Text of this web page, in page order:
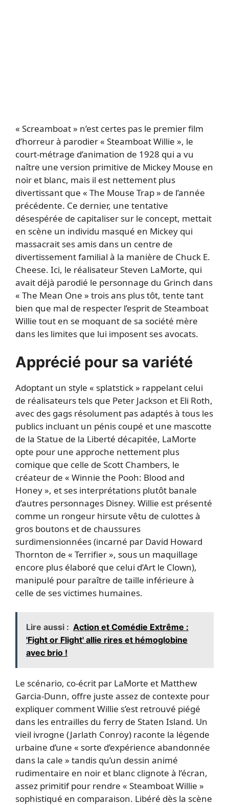
« Screamboat » n’est certes pas le premier film
d’horreur à parodier « Steamboat Willie », le
court-métrage d’animation de 1928 qui a vu
naître une version primitive de Mickey Mouse en
noir et blanc, mais il est nettement plus
divertissant que « The Mouse Trap » de l’année
précédente. Ce dernier, une tentative
désespérée de capitaliser sur le concept, mettait
en scène un individu masqué en Mickey qui
massacrait ses amis dans un centre de
divertissement familial à la manière de Chuck E.
Cheese. Ici, le réalisateur Steven LaMorte, qui
avait déjà parodié le personnage du Grinch dans
« The Mean One » trois ans plus tôt, tente tant
bien que mal de respecter l’esprit de Steamboat
Willie tout en se moquant de sa société mère
dans les limites que lui imposent ses avocats.
Apprécié pour sa variété
Adoptant un style « splatstick » rappelant celui
de réalisateurs tels que Peter Jackson et Eli Roth,
avec des gags résolument pas adaptés à tous les
publics incluant un pénis coupé et une mascotte
de la Statue de la Liberté décapitée, LaMorte
opte pour une approche nettement plus
comique que celle de Scott Chambers, le
créateur de « Winnie the Pooh: Blood and
Honey », et ses interprétations plutôt banale
d’autres personnages Disney. Willie est présenté
comme un rongeur hirsute vêtu de culottes à
gros boutons et de chaussures
surdimensionnées (incarné par David Howard
Thornton de « Terrifier », sous un maquillage
encore plus élaboré que celui d’Art le Clown),
manipulé pour paraître de taille inférieure à
celle de ses victimes humaines.
Lire aussi : Action et Comédie Extrême :
'Fight or Flight' allie rires et hémoglobine
avec brio !
Le scénario, co-écrit par LaMorte et Matthew
Garcia-Dunn, offre juste assez de contexte pour
expliquer comment Willie s’est retrouvé piégé
dans les entrailles du ferry de Staten Island. Un
vieil ivrogne (Jarlath Conroy) raconte la légende
urbaine d’une « sorte d’expérience abandonnée
dans la cale » tandis qu’un dessin animé
rudimentaire en noir et blanc clignote à l’écran,
assez primitif pour rendre « Steamboat Willie »
sophistiqué en comparaison. Libéré dès la scène